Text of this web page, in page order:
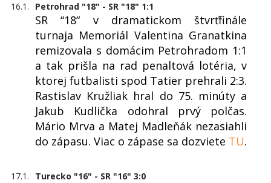
16.1. Petrohrad "18" - SR "18" 1:1
SR “18“ v dramatickom štvrťfinále
turnaja Memoriál Valentina Granatkina
remizovala s domácim Petrohradom 1:1
a tak prišla na rad penaltová lotéria, v
ktorej futbalisti spod Tatier prehrali 2:3.
Rastislav Kružliak hral do 75. minúty a
Jakub Kudlička odohral prvý polčas.
Mário Mrva a Matej Madleňák nezasiahli
do zápasu. Viac o zápase sa dozviete TU.
17.1. Turecko "16" - SR "16" 3:0